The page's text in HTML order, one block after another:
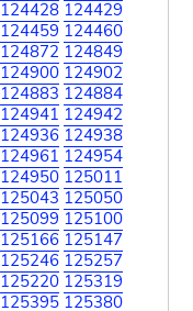
124428 124429
124459 124460
124872 124849
124900 124902
124883 124884
124941 124942
124936 124938
124961 124954
124950 125011
125043 125050
125099 125100
125166 125147
125246 125257
125220 125319
125395 125380